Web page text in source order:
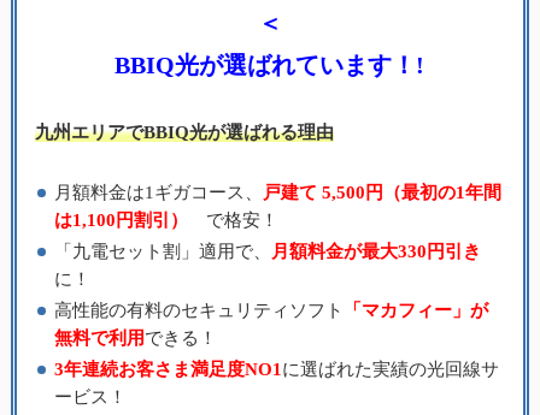
＜
BBIQ光が選ばれています！!
九州エリアでBBIQ光が選ばれる理由
月額料金は1ギガコース、
戸建て 5,500円（最初の1年間
は1,100円割引）
で格安！
「九電セット割」適用で、
月額料金が最大330円引き
に！
高性能の有料のセキュリティソフト
「マカフィー」が
無料で利用できる！
3年連続お客さま満足度NO1 に選ばれた実績の光回線サ
ービス！